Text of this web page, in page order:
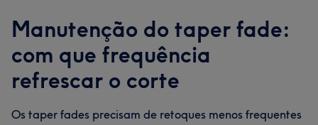
Manutenção do taper fade:
com que frequência
refrescar o corte
Os taper fades precisam de retoques menos frequentes